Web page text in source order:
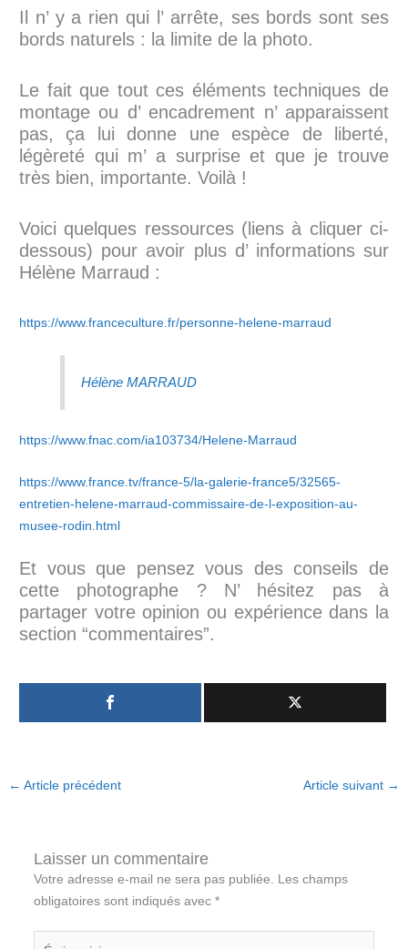
Il n’ y a rien qui l’ arrête, ses bords sont ses
bords naturels : la limite de la photo.
Le fait que tout ces éléments techniques de
montage ou d’ encadrement n’ apparaissent
pas, ça lui donne une espèce de liberté,
légèreté qui m’ a surprise et que je trouve
très bien, importante. Voilà !
Voici quelques ressources (liens à cliquer ci-
dessous) pour avoir plus d’ informations sur
Hélène Marraud :
https://www.franceculture.fr/personne-helene-marraud
Hélène MARRAUD
https://www.fnac.com/ia103734/Helene-Marraud
https://www.france.tv/france-5/la-galerie-france5/32565-
entretien-helene-marraud-commissaire-de-l-exposition-au-
musee-rodin.html
Et vous que pensez vous des conseils de
cette photographe ? N’ hésitez pas à
partager votre opinion ou expérience dans la
section “commentaires”.
← Article précédent Article suivant →
Laisser un commentaire
Votre adresse e-mail ne sera pas publiée.
Les champs
obligatoires sont indiqués avec *
Écrivez